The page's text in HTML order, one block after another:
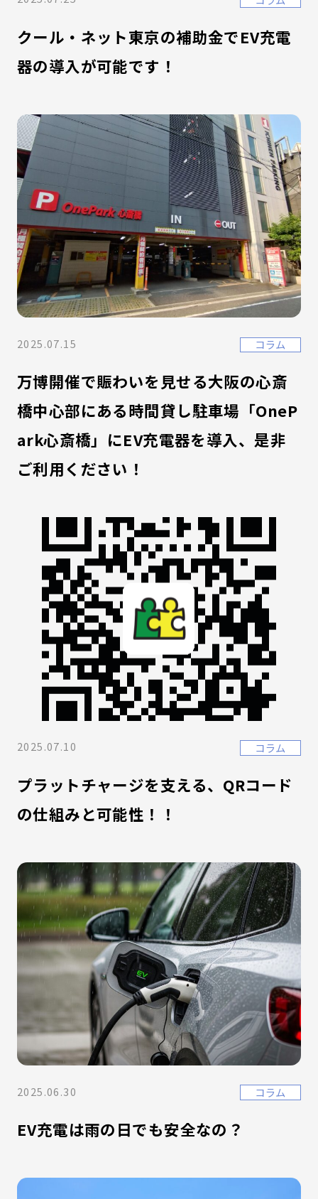
クール・ネット東京の補助金でEV充電
器の導入が可能です！
2025.07.15 コラム
万博開催で賑わいを見せる大阪の心斎
橋中心部にある時間貸し駐車場「OneP
ark心斎橋」にEV充電器を導入、是非
ご利用ください！
2025.07.10 コラム
プラットチャージを支える、QRコード
の仕組みと可能性！！
2025.06.30 コラム
EV充電は雨の日でも安全なの？